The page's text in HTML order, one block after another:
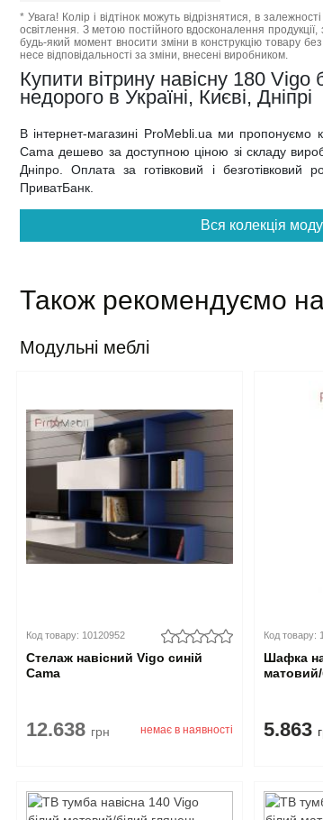
* Увага! Колір і відтінок можуть відрізнятися, в
освітлення. З метою постійного вдосконалення
будь-який момент вносити зміни в конструкцію товару
несе відповідальності за зміни, внесені виробником.
Купити вітрину навісну 180
недорого в Україні, Києві, Дніпрі
В інтернет-магазині ProMebli.ua ми пропонуємо
Cama дешево за доступною ціною зі складу
Дніпро. Оплата за готівковий і безготівковий
ПриватБанк.
Вся колекція
Також рекомендуємо
Модульні меблі
Код товару: 10120952
Стелаж навісний Vigo синій
Cama
12.638 грн немає в наявності
Код товару:
Шафка
5.863